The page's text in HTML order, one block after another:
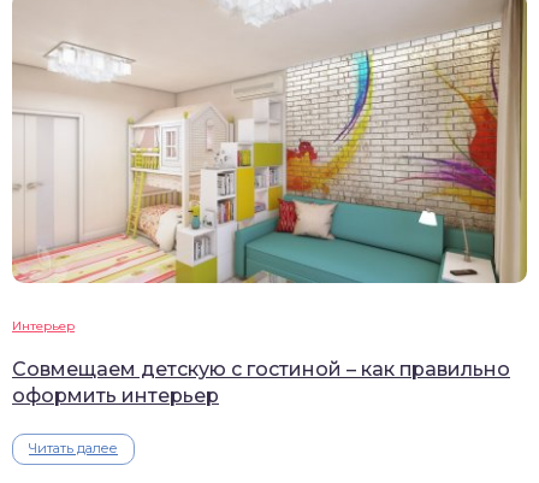
Интерьер
Совмещаем детскую с гостиной – как правильно
оформить интерьер
Читать далее